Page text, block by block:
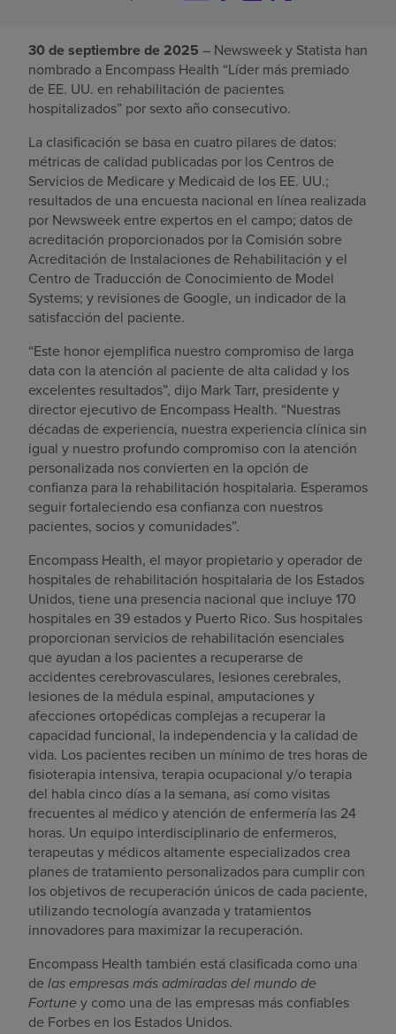
30 de septiembre de 2025 – Newsweek y Statista han
nombrado a Encompass Health “Líder más premiado
de EE. UU. en rehabilitación de pacientes
hospitalizados” por sexto año consecutivo.
La clasificación se basa en cuatro pilares de datos:
métricas de calidad publicadas por los Centros de
Servicios de Medicare y Medicaid de los EE. UU.;
resultados de una encuesta nacional en línea realizada
por Newsweek entre expertos en el campo; datos de
acreditación proporcionados por la Comisión sobre
Acreditación de Instalaciones de Rehabilitación y el
Centro de Traducción de Conocimiento de Model
Systems; y revisiones de Google, un indicador de la
satisfacción del paciente.
“Este honor ejemplifica nuestro compromiso de larga
data con la atención al paciente de alta calidad y los
excelentes resultados”, dijo Mark Tarr, presidente y
director ejecutivo de Encompass Health. “Nuestras
décadas de experiencia, nuestra experiencia clínica sin
igual y nuestro profundo compromiso con la atención
personalizada nos convierten en la opción de
confianza para la rehabilitación hospitalaria. Esperamos
seguir fortaleciendo esa confianza con nuestros
pacientes, socios y comunidades”.
Encompass Health, el mayor propietario y operador de
hospitales de rehabilitación hospitalaria de los Estados
Unidos, tiene una presencia nacional que incluye 170
hospitales en 39 estados y Puerto Rico. Sus hospitales
proporcionan servicios de rehabilitación esenciales
que ayudan a los pacientes a recuperarse de
accidentes cerebrovasculares, lesiones cerebrales,
lesiones de la médula espinal, amputaciones y
afecciones ortopédicas complejas a recuperar la
capacidad funcional, la independencia y la calidad de
vida. Los pacientes reciben un mínimo de tres horas de
fisioterapia intensiva, terapia ocupacional y/o terapia
del habla cinco días a la semana, así como visitas
frecuentes al médico y atención de enfermería las 24
horas. Un equipo interdisciplinario de enfermeros,
terapeutas y médicos altamente especializados crea
planes de tratamiento personalizados para cumplir con
los objetivos de recuperación únicos de cada paciente,
utilizando tecnología avanzada y tratamientos
innovadores para maximizar la recuperación.
Encompass Health también está clasificada como una
de las empresas más admiradas del mundo de
Fortune y como una de las empresas más confiables
de Forbes en los Estados Unidos.